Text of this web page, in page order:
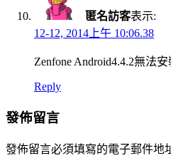
匿名訪客表示:
12-12, 2014上午 10:06.38
Zenfone Android4.4.2無法安
Reply
發佈留言
發佈留言必須填寫的電子郵件地